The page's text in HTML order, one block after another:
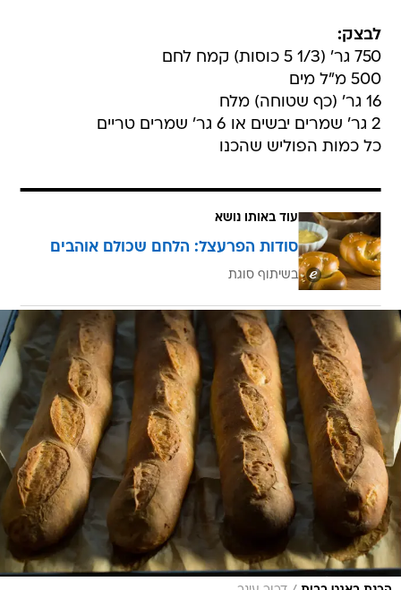
לבצק:
750 גר' (1/3 5 כוסות) קמח לחם
500 מ"ל מים
16 גר' (כף שטוחה) מלח
2 גר' שמרים יבשים או 6 גר' שמרים טריים
כל כמות הפוליש שהכנו
עוד באותו נושא
סודות הפרעצל: הלחם שכולם אוהבים
בשיתוף סוגת